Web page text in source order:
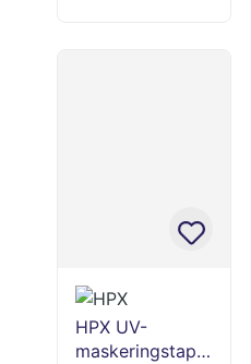
HPX UV-
maskeringstape